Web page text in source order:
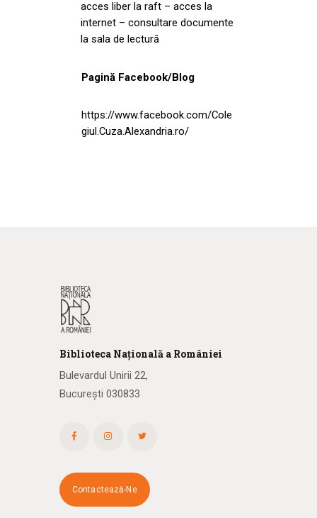
acces liber la raft – acces la
internet – consultare documente
la sala de lectură
Pagină Facebook/Blog
https://www.facebook.com/Cole
giul.Cuza.Alexandria.ro/
Biblioteca Națională a României
Bulevardul Unirii 22,
București 030833
Contactează-Ne